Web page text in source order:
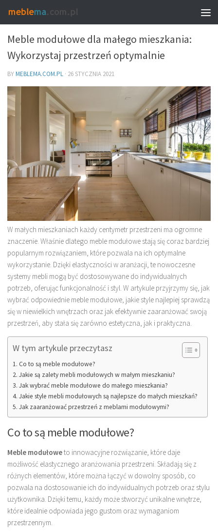
MEBLE I WNĘTRZA
Meble modułowe dla małego mieszkania:
Wykorzystaj przestrzeń optymalnie
BYMEBLEMA.COM.PL · 26 STYCZNIA 2021
W małych mieszkaniach każdy centymetr przestrzeni ma ogromne
znaczenie. Właśnie dlatego meble modułowe stają się coraz bardziej
popularnym rozwiązaniem, które pozwala na ich optymalne
wykorzystanie. Dzięki elastyczności w aranżacji, te nowoczesne
systemy mebli mogą być dostosowywane do indywidualnych
potrzeb, oferując funkcjonalność i styl. W artykule przyjrzymy się, jak
wybrać odpowiednie meble modułowe, jakie style najlepiej sprawdzą
się w niewielkich wnętrzach oraz jak efektywnie zaaranżować swoją
przestrzeń, aby stała się zarówno estetyczna, jak i praktyczna.
W tym artykule przeczytasz
Co to są meble modułowe?
Jakie są zalety mebli modułowych w małym mieszkaniu?
Jak wybrać meble modułowe do małego mieszkania?
Jakie style mebli modułowych są najlepsze do małych mieszkań?
Jak zaaranżować przestrzeń z meblami modułowymi?
Co to są meble modułowe?
Meble modułoweto innowacyjne rozwiązanie, które daje
możliwość elastycznego aranżowania przestrzeni. Składają się z
różnych elementów, które można łączyć w dowolny sposób, co
pozwala na dostosowanie ich do indywidualnych potrzeb oraz stylu
użytkownika. Dzięki temu, każdy może stworzyć unikalne wnętrze,
które idealnie odpowiada jego gustom oraz wymaganiom
przestrzennym.